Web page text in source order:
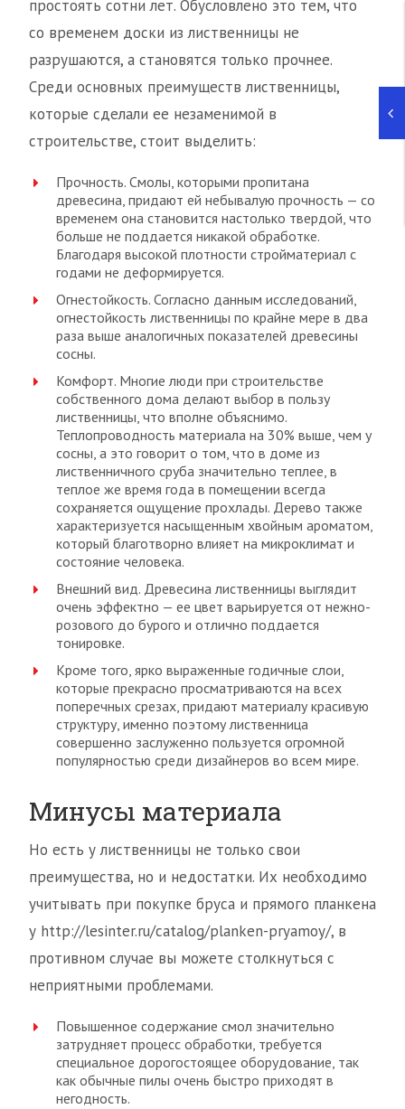
простоять сотни лет. Обусловлено это тем, что
со временем доски из лиственницы не
разрушаются, а становятся только прочнее.
Среди основных преимуществ лиственницы,
которые сделали ее незаменимой в
строительстве, стоит выделить:
Прочность. Смолы, которыми пропитана
древесина, придают ей небывалую прочность — со
временем она становится настолько твердой, что
больше не поддается никакой обработке.
Благодаря высокой плотности стройматериал с
годами не деформируется.
Огнестойкость. Согласно данным исследований,
огнестойкость лиственницы по крайне мере в два
раза выше аналогичных показателей древесины
сосны.
Комфорт. Многие люди при строительстве
собственного дома делают выбор в пользу
лиственницы, что вполне объяснимо.
Теплопроводность материала на 30% выше, чем у
сосны, а это говорит о том, что в доме из
лиственничного сруба значительно теплее, в
теплое же время года в помещении всегда
сохраняется ощущение прохлады. Дерево также
характеризуется насыщенным хвойным ароматом,
который благотворно влияет на микроклимат и
состояние человека.
Внешний вид. Древесина лиственницы выглядит
очень эффектно — ее цвет варьируется от нежно-
розового до бурого и отлично поддается
тонировке.
Кроме того, ярко выраженные годичные слои,
которые прекрасно просматриваются на всех
поперечных срезах, придают материалу красивую
структуру, именно поэтому лиственница
совершенно заслуженно пользуется огромной
популярностью среди дизайнеров во всем мире.
Минусы материала
Но есть у лиственницы не только свои
преимущества, но и недостатки. Их необходимо
учитывать при покупке бруса и прямого планкена
у http://lesinter.ru/catalog/planken-pryamoy/, в
противном случае вы можете столкнуться с
неприятными проблемами.
Повышенное содержание смол значительно
затрудняет процесс обработки, требуется
специальное дорогостоящее оборудование, так
как обычные пилы очень быстро приходят в
негодность.